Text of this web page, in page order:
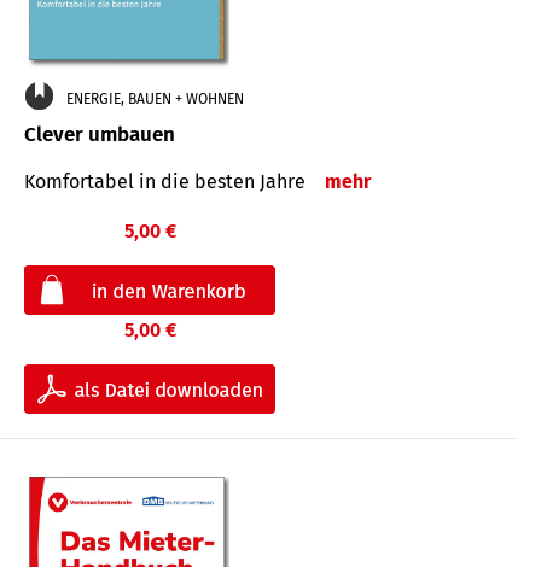
ENERGIE, BAUEN + WOHNEN
Clever umbauen
Komfortabel in die besten Jahre mehr
5,00 €
5,00 €